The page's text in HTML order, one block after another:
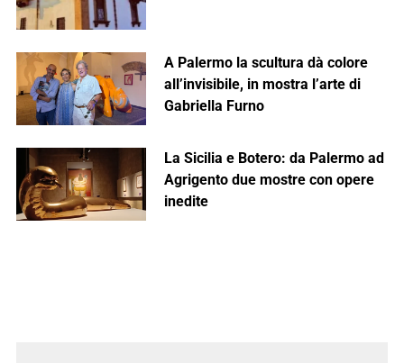
A Palermo la scultura dà colore
all’invisibile, in mostra l’arte di
Gabriella Furno
La Sicilia e Botero: da Palermo ad
Agrigento due mostre con opere
inedite